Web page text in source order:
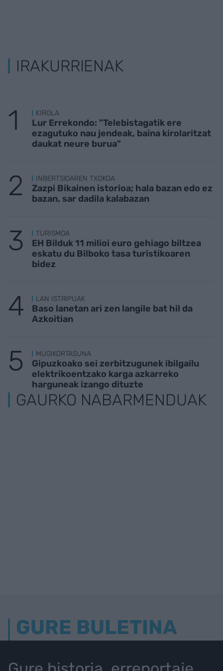
IRAKURRIENAK
KIROLA
Lur Errekondo: "Telebistagatik ere
ezagutuko nau jendeak, baina kirolaritzat
daukat neure burua"
INBERTSIOAREN TXOKOA
Zazpi Bikainen istorioa; hala bazan edo ez
bazan, sar dadila kalabazan
TURISMOA
EH Bilduk 11 milioi euro gehiago biltzea
eskatu du Bilboko tasa turistikoaren
bidez
LAN ISTRIPUAK
Baso lanetan ari zen langile bat hil da
Azkoitian
MUGIKORTASUNA
Gipuzkoako sei zerbitzugunek ibilgailu
elektrikoentzako karga azkarreko
harguneak izango dituzte
GAURKO NABARMENDUAK
GURE BULETINA